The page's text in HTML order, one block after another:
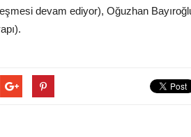
devam ediyor), Oğuzhan